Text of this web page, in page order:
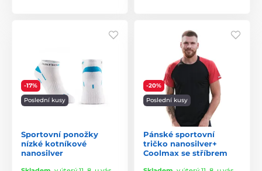
-17%
Poslední kusy
Sportovní ponožky
nízké kotníkové
nanosilver
-20%
Poslední kusy
Pánské sportovní
tričko nanosilver+
Coolmax se stříbrem